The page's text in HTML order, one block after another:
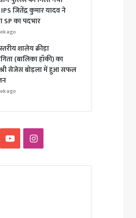
जितेंद्र कुमार यादव ने
SP का पदभार
ago
शालेय क्रीड़ा
(बालिका हॉकी) का
सेजेस बोड़ला में हुआ सफल
ago
YouTubeInstagram